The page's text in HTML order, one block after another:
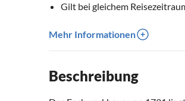
Gilt bei gleichem
Mehr Informationen
Beschreibung